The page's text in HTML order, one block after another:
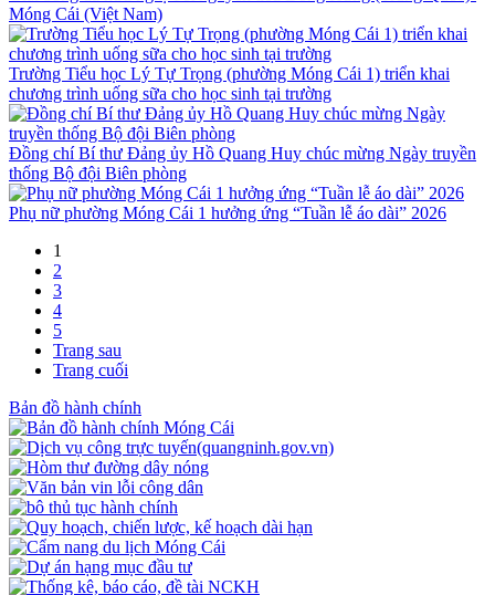
Móng Cái (Việt Nam)
Trường Tiểu học Lý Tự Trọng (phường Móng Cái 1) triển khai
chương trình uống sữa cho học sinh tại trường
Đồng chí Bí thư Đảng ủy Hồ Quang Huy chúc mừng Ngày truyền
thống Bộ đội Biên phòng
Phụ nữ phường Móng Cái 1 hưởng ứng “Tuần lễ áo dài” 2026
1
2
3
4
5
Trang sau
Trang cuối
Bản đồ hành chính